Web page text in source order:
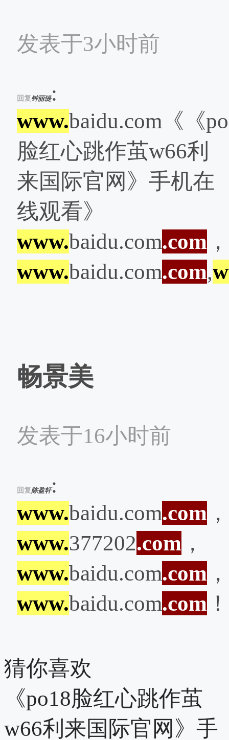
发表于3小时前
回复钟丽缇:
www.baidu.com《《
脸红心跳作茧w66利
来国际官网》手机在
线观看》
www.baidu.com.com ，
www.baidu.com.com,
畅景美
发表于16小时前
回复陈盈轩:
www.baidu.com.com ，
www.377202.com ，
www.baidu.com.com ，
www.baidu.com.com ！
猜你喜欢
《po18脸红心跳作茧
w66利来国际官网》手